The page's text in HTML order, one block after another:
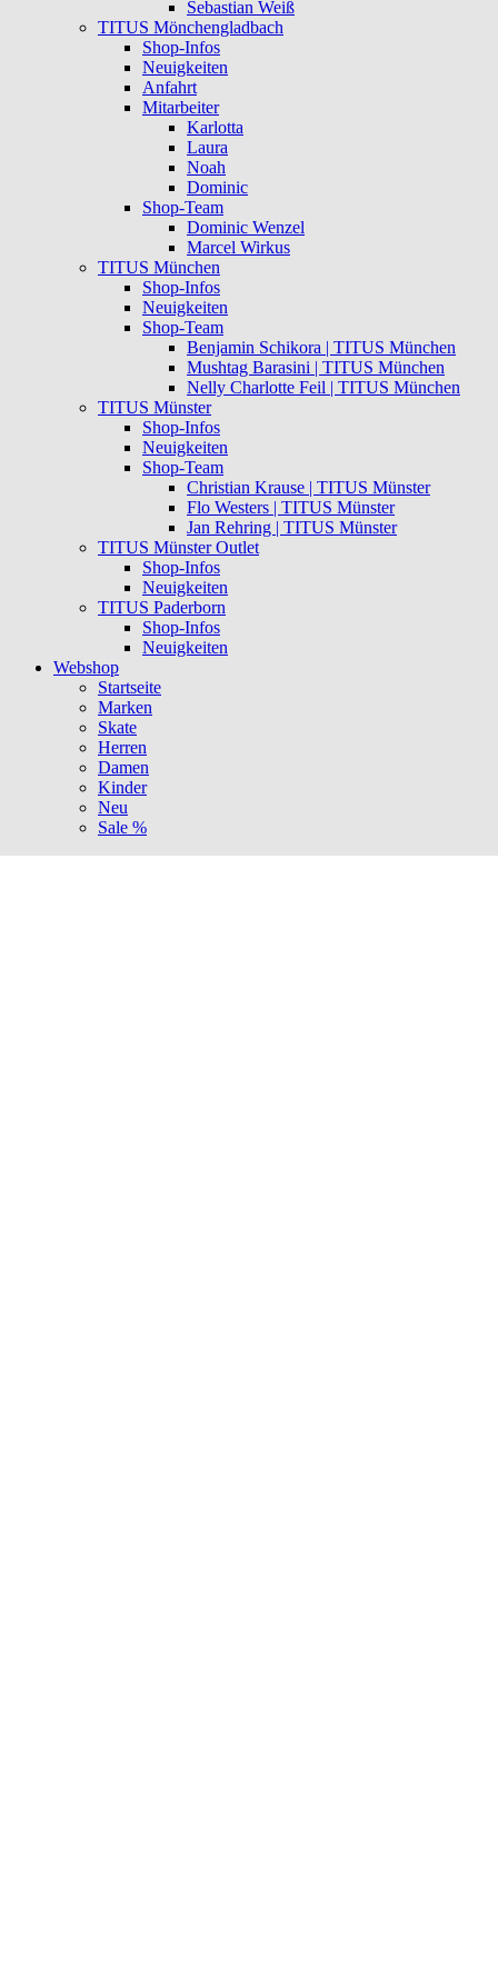
Sebastian Weiß
TITUS Mönchengladbach
Shop-Infos
Neuigkeiten
Anfahrt
Mitarbeiter
Karlotta
Laura
Noah
Dominic
Shop-Team
Dominic Wenzel
Marcel Wirkus
TITUS München
Shop-Infos
Neuigkeiten
Shop-Team
Benjamin Schikora | TITUS München
Mushtag Barasini | TITUS München
Nelly Charlotte Feil | TITUS München
TITUS Münster
Shop-Infos
Neuigkeiten
Shop-Team
Christian Krause | TITUS Münster
Flo Westers | TITUS Münster
Jan Rehring | TITUS Münster
TITUS Münster Outlet
Shop-Infos
Neuigkeiten
TITUS Paderborn
Shop-Infos
Neuigkeiten
Webshop
Startseite
Marken
Skate
Herren
Damen
Kinder
Neu
Sale %